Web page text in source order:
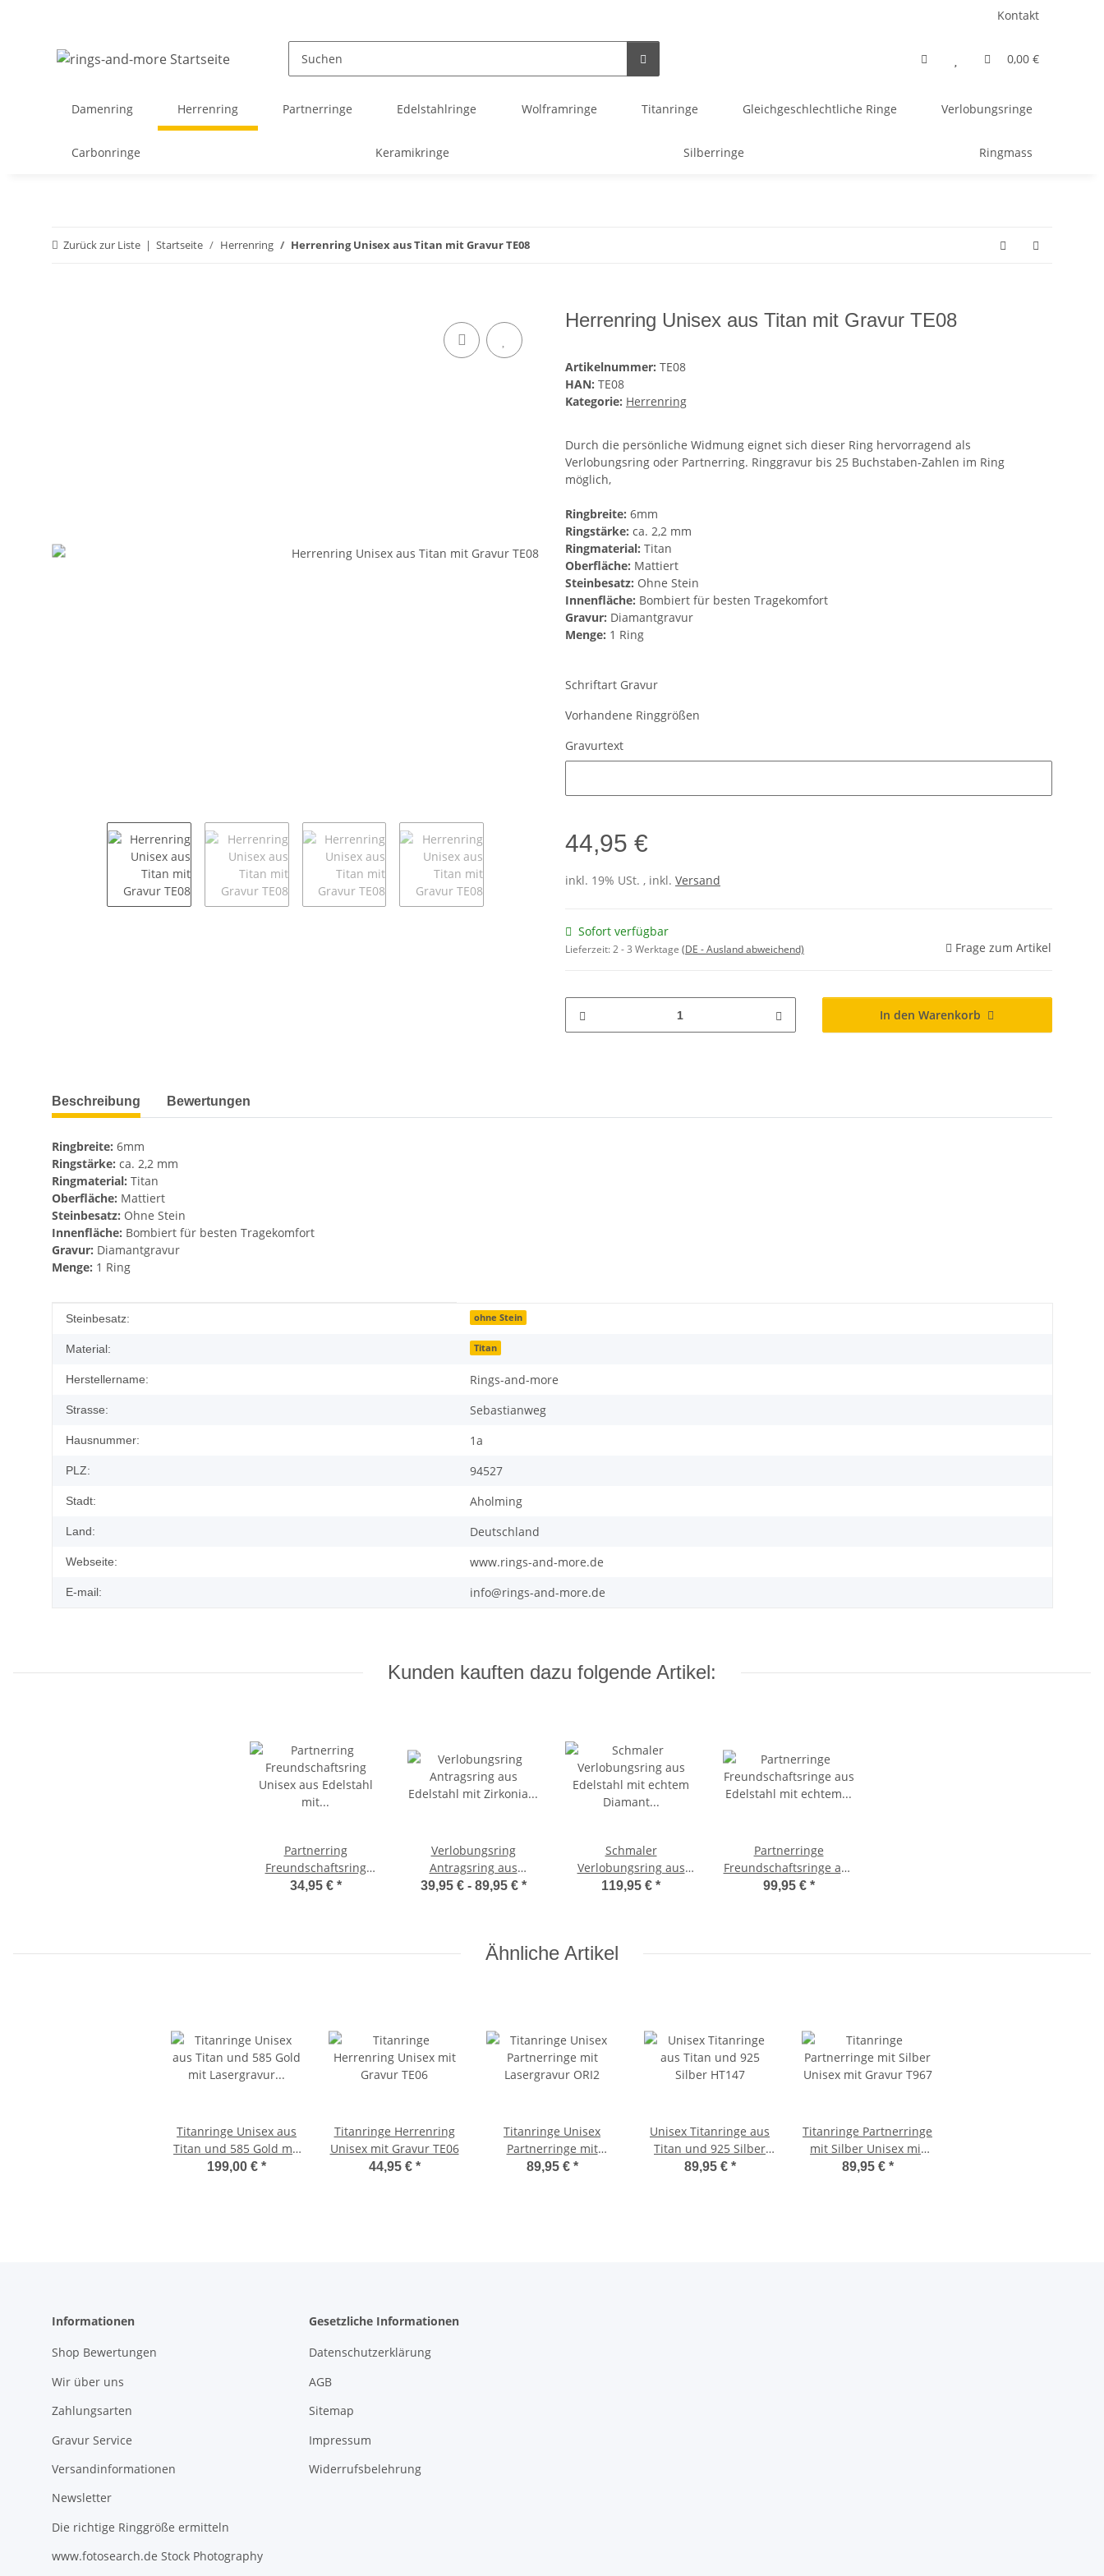
Kontakt
0,00 €
Damenring Herrenring Partnerringe Edelstahlringe Wolframringe Titanringe Gleichgeschlechtliche Ringe Verlobungsringe
Carbonringe Keramikringe Silberringe Ringmass
Zurück zur Liste Startseite Herrenring Herrenring Unisex aus Titan mit Gravur TE08
Herrenring Unisex aus Titan mit Gravur TE08
Artikelnummer: TE08
HAN: TE08
Kategorie: Herrenring
Durch die persönliche Widmung eignet sich dieser Ring hervorragend als
Verlobungsring oder Partnerring. Ringgravur bis 25 Buchstaben-Zahlen im Ring
möglich,
Ringbreite: 6mm
Ringstärke: ca. 2,2 mm
Ringmaterial: Titan
Oberfläche: Mattiert
Steinbesatz: Ohne Stein
Innenfläche: Bombiert für besten Tragekomfort
Gravur: Diamantgravur
Menge: 1 Ring
Schriftart Gravur
Vorhandene Ringgrößen
Gravurtext
44,95 €
inkl. 19% USt. , inkl. Versand
Sofort verfügbar
Lieferzeit:2 - 3 Werktage (DE - Ausland abweichend) Frage zum Artikel
In den Warenkorb
weitere Registerkarten anzeigen
Beschreibung Bewertungen
Ringbreite: 6mm
Ringstärke: ca. 2,2 mm
Ringmaterial: Titan
Oberfläche: Mattiert
Steinbesatz: Ohne Stein
Innenfläche: Bombiert für besten Tragekomfort
Gravur: Diamantgravur
Menge: 1 Ring
Produkteigenschaft
Wert
Steinbesatz: ohne Stein
Material: Titan
Herstellername: Rings-and-more
Strasse: Sebastianweg
Hausnummer: 1a
PLZ: 94527
Stadt: Aholming
Land: Deutschland
Webseite: www.rings-and-more.de
E-mail: info@rings-and-more.de
Kunden kauften dazu folgende Artikel:
Partnerring
Freundschaftsring
Unisex aus Edelstahl
34,95 € *
Verlobungsring
Antragsring aus
Edelstahl mit Zirkonia
39,95 € - 89,95 € *
Schmaler
Verlobungsring aus
Edelstahl mit echtem
119,95 € *
Partnerringe
Freundschaftsringe aus
Edelstahl mit echtem
99,95 € *
Ähnliche Artikel
Titanringe Unisex aus
Titan und 585 Gold mit
Lasergravur TG173
199,00 € *
Titanringe Herrenring
Unisex mit Gravur TE06
44,95 € *
Titanringe Unisex
Partnerringe mit
Lasergravur ORI2
89,95 € *
Unisex Titanringe aus
Titan und 925 Silber
HT147
89,95 € *
Titanringe Partnerringe
mit Silber Unisex mit
Gravur T967
89,95 € *
Informationen
Shop Bewertungen
Wir über uns
Zahlungsarten
Gravur Service
Versandinformationen
Newsletter
Die richtige Ringgröße ermitteln
www.fotosearch.de Stock Photography
Gesetzliche Informationen
Datenschutzerklärung
AGB
Sitemap
Impressum
Widerrufsbelehrung